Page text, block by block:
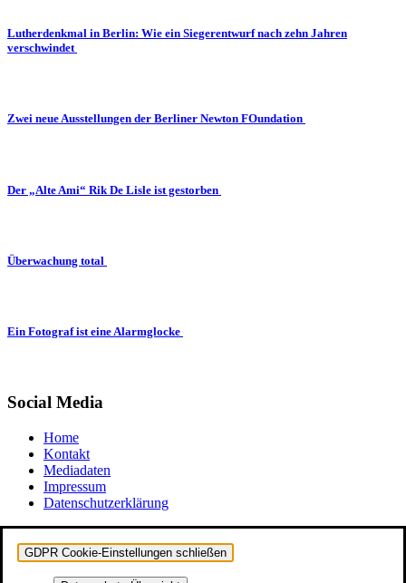
Lutherdenkmal in Berlin: Wie ein Siegerentwurf nach zehn Jahren
verschwindet
Zwei neue Ausstellungen der Berliner Newton FOundation
Der „Alte Ami“ Rik De Lisle ist gestorben
Überwachung total
Ein Fotograf ist eine Alarmglocke
Social Media
Home
Kontakt
Mediadaten
Impressum
Datenschutzerklärung
GDPR Cookie-Einstellungen schließen